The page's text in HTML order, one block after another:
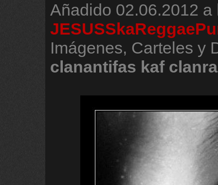
Añadido 02.06.2012 a
Imágenes, Carteles y
clanantifas kaf